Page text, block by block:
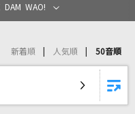
スト
いる曲の一覧
DAM WAO!
新着順 人気順 50音順